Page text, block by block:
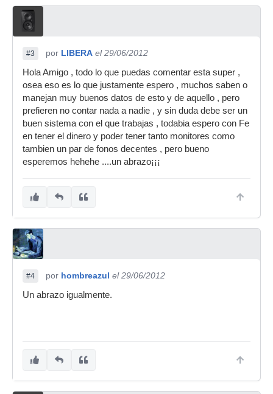
#3 por LIBERA el 29/06/2012
Hola Amigo , todo lo que puedas comentar esta super ,
osea eso es lo que justamente espero , muchos saben o
manejan muy buenos datos de esto y de aquello , pero
prefieren no contar nada a nadie , y sin duda debe ser un
buen sistema con el que trabajas , todabia espero con Fe
en tener el dinero y poder tener tanto monitores como
tambien un par de fonos decentes , pero bueno
esperemos hehehe ....un abrazo¡¡¡
#4 por hombreazul el 29/06/2012
Un abrazo igualmente.